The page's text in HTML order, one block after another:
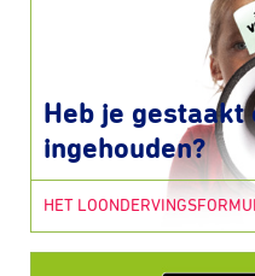
Heb je gestaakt
ingehouden?
HET